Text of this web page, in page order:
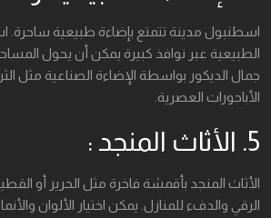
اسطنبول مدينة تتمتع بإضاءة طبيعية ساحرة.
الطبيعية عبر نوافذ كبيرة يمكن أن يحول
جمال الديكور بواسطة الإضاءة الصناعية مثل
الأباجورات العصرية.
5. الأثاث المنجد :
الأثاث المنجد بأقمشة فاخرة مثل الحرير أو
الرقي والدفء للمنازل. يمكن اختيار الألوان